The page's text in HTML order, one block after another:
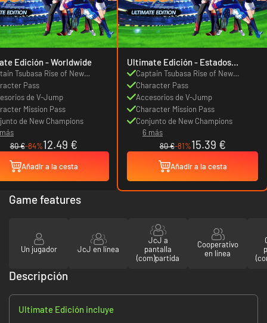
Ultimate Edición - Worldwide
Tsubasa Rise of New
Pass
de V-Jump
Mission Pass
de New Champions
80 €-84%12.49 €
Añadir a la cesta
Ultimate Edición - Estados
Unidos
Captain Tsubasa Rise of New
Champions
Character Pass
Accesorios de V-Jump
Character Mission Pass
Conjunto de New Champions
6 más
80 €-81%15.39 €
Añadir a la cesta
Game features
Un jugador JcJ en línea
JcJ a
pantalla
(com)partida
Cooperativo
en línea
Descripción
Ultimate Edición incluye